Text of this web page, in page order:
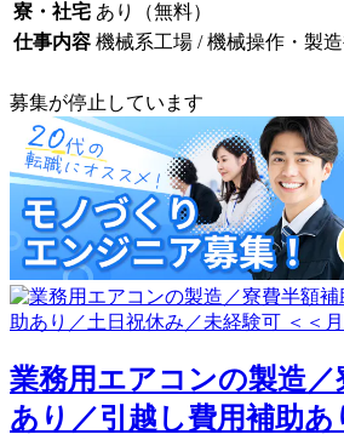
寮・社宅 あり（無料）
仕事内容 機械系工場 / 機械操作・製
募集が停止しています
業務用エアコンの製造／
あり／引越し費用補助あ